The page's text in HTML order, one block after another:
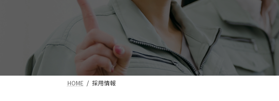
HOME 採用情報